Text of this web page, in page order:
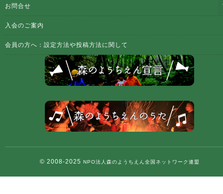
お問合せ
入会のご案内
会員の方へ：設定方法や投稿方法に関して
© 2008-2025 NPO法人森のようちえん全国ネットワーク連盟